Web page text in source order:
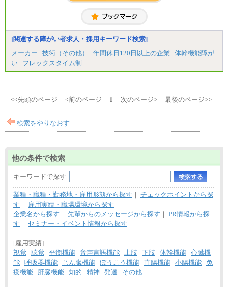
[関連する障がい者求人・採用キーワード検索]
メーカー
技術（その他） 年間休日120日以上の企業
体幹機能障が
い
フレックスタイム制
<<先頭のページ <前のページ 1 次のページ> 最後のページ>>
検索をやりなおす
他の条件で検索
キーワードで探す
業種・職種・勤務地・雇用形態から探す ｜ チェックポイントから探
す ｜
雇用実績・職場環境から探す
企業名から探す ｜ 先輩からのメッセージから探す ｜ PR情報から探
す ｜ セミナー・イベント情報から探す
[雇用実績]
視覚
聴覚 平衡機能 音声言語機能 上肢 下肢 体幹機能 心臓機
能 呼吸器機能 じん臓機能 ぼうこう機能 直腸機能 小腸機能 免
疫機能
肝臓機能 知的 精神 発達 その他